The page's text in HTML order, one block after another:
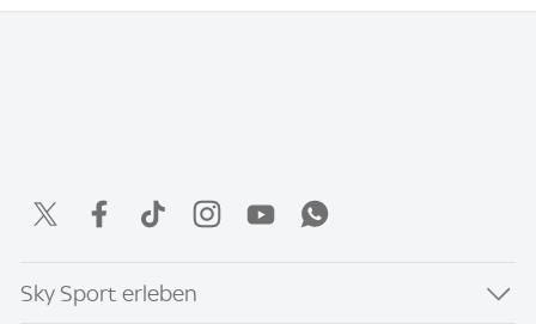
Sky Sport erleben